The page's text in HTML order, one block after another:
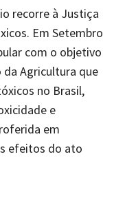
recorre à Justiça
Em Setembro
com o objetivo
Agricultura que
no Brasil,
e
em
efeitos do ato